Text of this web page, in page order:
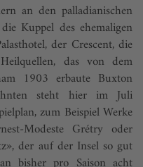
an den palladianischen
Kuppel des ehemaligen
der Crescent, die
das von dem
1903 erbaute Buxton
steht hier im Juli
zum Beispiel Werke
Modeste Grétry oder
der auf der Insel so gut